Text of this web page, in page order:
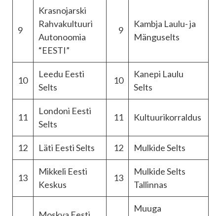
9
Krasnojarski
Rahvakultuuri
Autonoomia
“EESTI”
9
Kambja Laulu- ja
Mänguselts
10
Leedu Eesti
Selts
10
Kanepi Laulu
Selts
11
Londoni Eesti
Selts
11 Kultuurikorraldus
12 Läti Eesti Selts 12 Mulkide Selts
13
Mikkeli Eesti
Keskus
13
Mulkide Selts
Tallinnas
Muuga